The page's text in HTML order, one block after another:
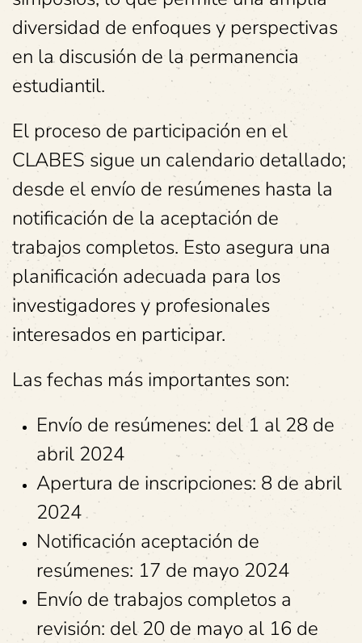
diversidad de enfoques y perspectivas
en la discusión de la permanencia
estudiantil.
El proceso de participación en el
CLABES sigue un calendario detallado;
desde el envío de resúmenes hasta la
notificación de la aceptación de
trabajos completos. Esto asegura una
planificación adecuada para los
investigadores y profesionales
interesados en participar.
Las fechas más importantes son:
Envío de resúmenes: del 1 al 28 de
abril 2024
Apertura de inscripciones: 8 de abril
2024
Notificación aceptación de
resúmenes: 17 de mayo 2024
Envío de trabajos completos a
revisión: del 20 de mayo al 16 de